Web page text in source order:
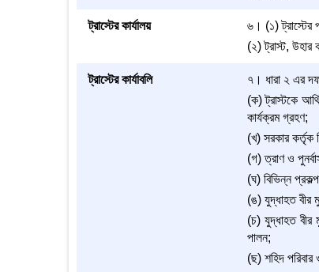
ট্রাস্টের কার্যালয়
৬। (১) ট্রাস্টের
(২) ট্রাস্ট, উহার
ট্রাস্টের কার্যাবলি
৭। ধারা ২ এর
(ক) ট্রাস্টকে
কার্যক্রম গ্রহণ;
(খ) সরকার কর্তৃক
(গ) ত্রাণ ও
(ঘ) বিভিন্ন
(ঙ) যুদ্ধাহত বীর
(চ) যুদ্ধাহত বীর
পালন;
(ছ) শহিদ পরিবার